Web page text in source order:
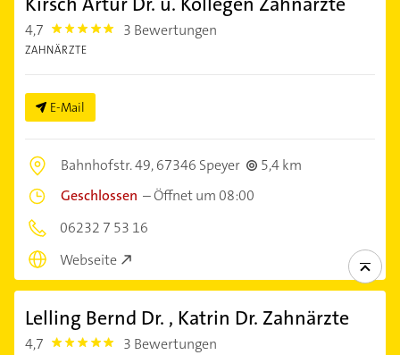
4,7 4.7000003 3 Bewertungen
ZAHNÄRZTE
E-Mail
Bahnhofstr. 49,67346 Speyer
5,4 km
Geschlossen –Öffnet um 08:00
06232 7 53 16
Webseite
Lelling Bernd Dr. , Katrin Dr. Zahnärzte
4,7 4.7000003 3 Bewertungen